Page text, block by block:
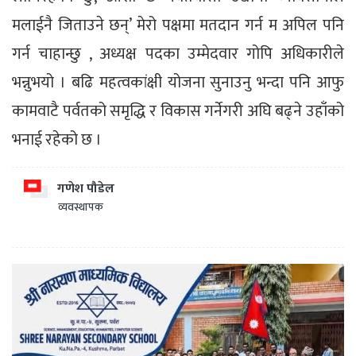
मलाईनै जिताउने छन्’ मेरो पक्षमा मतदान गर्न म अपिल पनि
गर्न चाहान्छु , अध्यक्ष पदका उम्मेदवार गोपि अधिकारीले
भन्नुभयो । बढि महत्वकांक्षी योजना सुनाउनु भन्दा पनि आफु
कामवाटै पर्वतको समृद्धि र विकास गर्नेगरी अघि बढ्ने उहाँको
भनाई रहेको छ ।
गणेश पौडेल
व्यवस्थापक